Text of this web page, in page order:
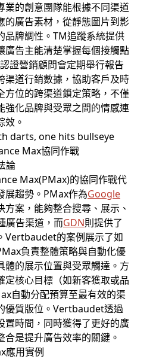
業的創意團隊能根據不同渠道
的廣告素材，從靜態圖片到影
品牌調性。TM追蹤系統提供
廣告主能清楚掌握每個接觸點
證營銷顧問會定期舉行報告
渠道行銷數據，協助客戶及時
方位的跨渠道鎖定策略，不僅
強化品牌與受眾之間的情感連
效。
Max協同作戰
論
Max(PMax)的協同作戰代
展趨勢。PMax作為Google
方案，能夠整合搜尋、展示、
廣告渠道，而GDN則提供了
Vertbaudet的案例展示了如
負責整體策略與自動化優
體的展示位置與受眾觸達。方
定核心目標（如新客獲取或品
自動分配預算至最有效的渠
優質版位。Vertbaudet透過
置時間，同時獲得了更好的廣
是提升廣告效率的關鍵。
應用實例